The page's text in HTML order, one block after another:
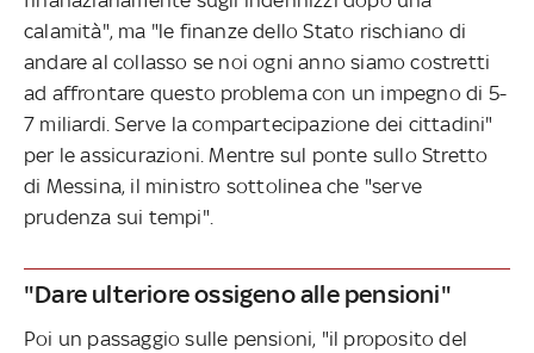
calamità", ma "le finanze dello Stato rischiano di
andare al collasso se noi ogni anno siamo costretti
ad affrontare questo problema con un impegno di 5-
7 miliardi. Serve la compartecipazione dei cittadini"
per le assicurazioni. Mentre sul ponte sullo Stretto
di Messina, il ministro sottolinea che "serve
prudenza sui tempi".
"Dare ulteriore ossigeno alle pensioni"
Poi un passaggio sulle pensioni, "il proposito del